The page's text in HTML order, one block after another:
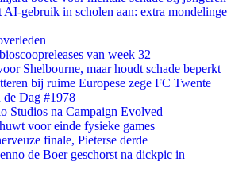
AI-gebruik in scholen aan: extra mondelinge
van week 32
Shelbourne, maar houdt schade beperkt
bij ruime Europese zege FC Twente
de Dag #1978
Studios na Campaign Evolved
voor einde fysieke games
finale, Pieterse derde
de Boer geschorst na dickpic in